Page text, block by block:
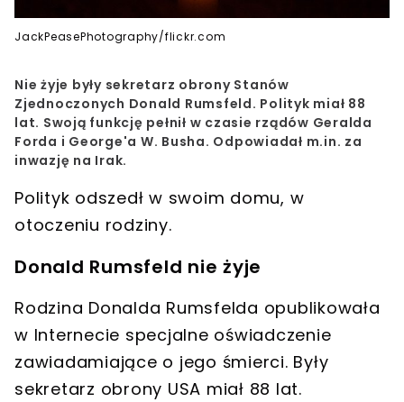
JackPeasePhotography/flickr.com
Nie żyje były sekretarz obrony Stanów
Zjednoczonych Donald Rumsfeld. Polityk miał 88
lat. Swoją funkcję pełnił w czasie rządów Geralda
Forda i George'a W. Busha. Odpowiadał m.in. za
inwazję na Irak.
Polityk odszedł w swoim domu, w
otoczeniu rodziny.
Donald Rumsfeld nie żyje
Rodzina Donalda Rumsfelda opublikowała
w Internecie specjalne oświadczenie
zawiadamiające o jego śmierci. Były
sekretarz obrony USA miał 88 lat.